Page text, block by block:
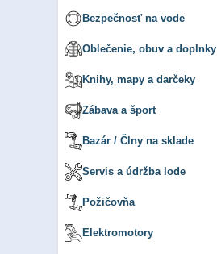
Bezpečnosť na vode
Oblečenie, obuv a doplnky
Knihy, mapy a darčeky
Zábava a šport
Bazár / Člny na sklade
Servis a údržba lode
Požičovňa
Elektromotory